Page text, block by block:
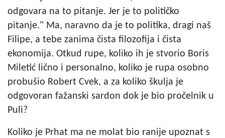
odgovara na to pitanje. Jer je to političko
pitanje." Ma, naravno da je to politika, dragi naš
Filipe, a tebe zanima čista filozofija i čista
ekonomija. Otkud rupe, koliko ih je stvorio Boris
Miletić lično i personalno, koliko je rupa osobno
probušio Robert Cvek, a za koliko škulja je
odgovoran fažanski sardon dok je bio pročelnik u
Puli?
Koliko je Prhat ma ne molat bio ranije upoznat s